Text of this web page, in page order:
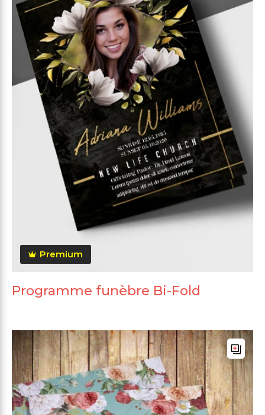
Premium
Programme funèbre Bi-Fold